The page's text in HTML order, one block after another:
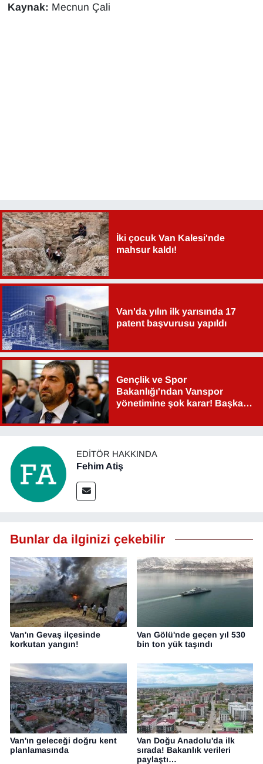
Kaynak: Mecnun Çali
İki çocuk Van Kalesi'nde
mahsur kaldı!
Van'da yılın ilk yarısında 17
patent başvurusu yapıldı
Gençlik ve Spor
Bakanlığı'ndan Vanspor
yönetimine şok karar! Başkan
EDITÖR HAKKINDA
Fehim Atiş
Bunlar da ilginizi çekebilir
Van'ın Gevaş ilçesinde
korkutan yangın!
Van Gölü'nde geçen yıl 530
bin ton yük taşındı
Van'ın geleceği doğru kent
planlamasında
Van Doğu Anadolu'da ilk
sırada! Bakanlık verileri
paylaştı…
SİYASET
YAŞAM
YEREL